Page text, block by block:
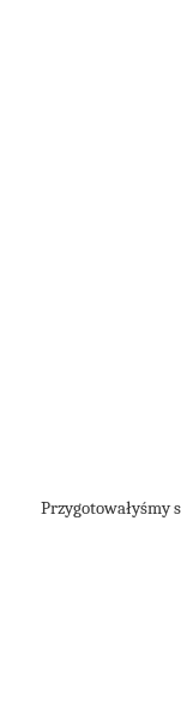
Przygotowałyśmy